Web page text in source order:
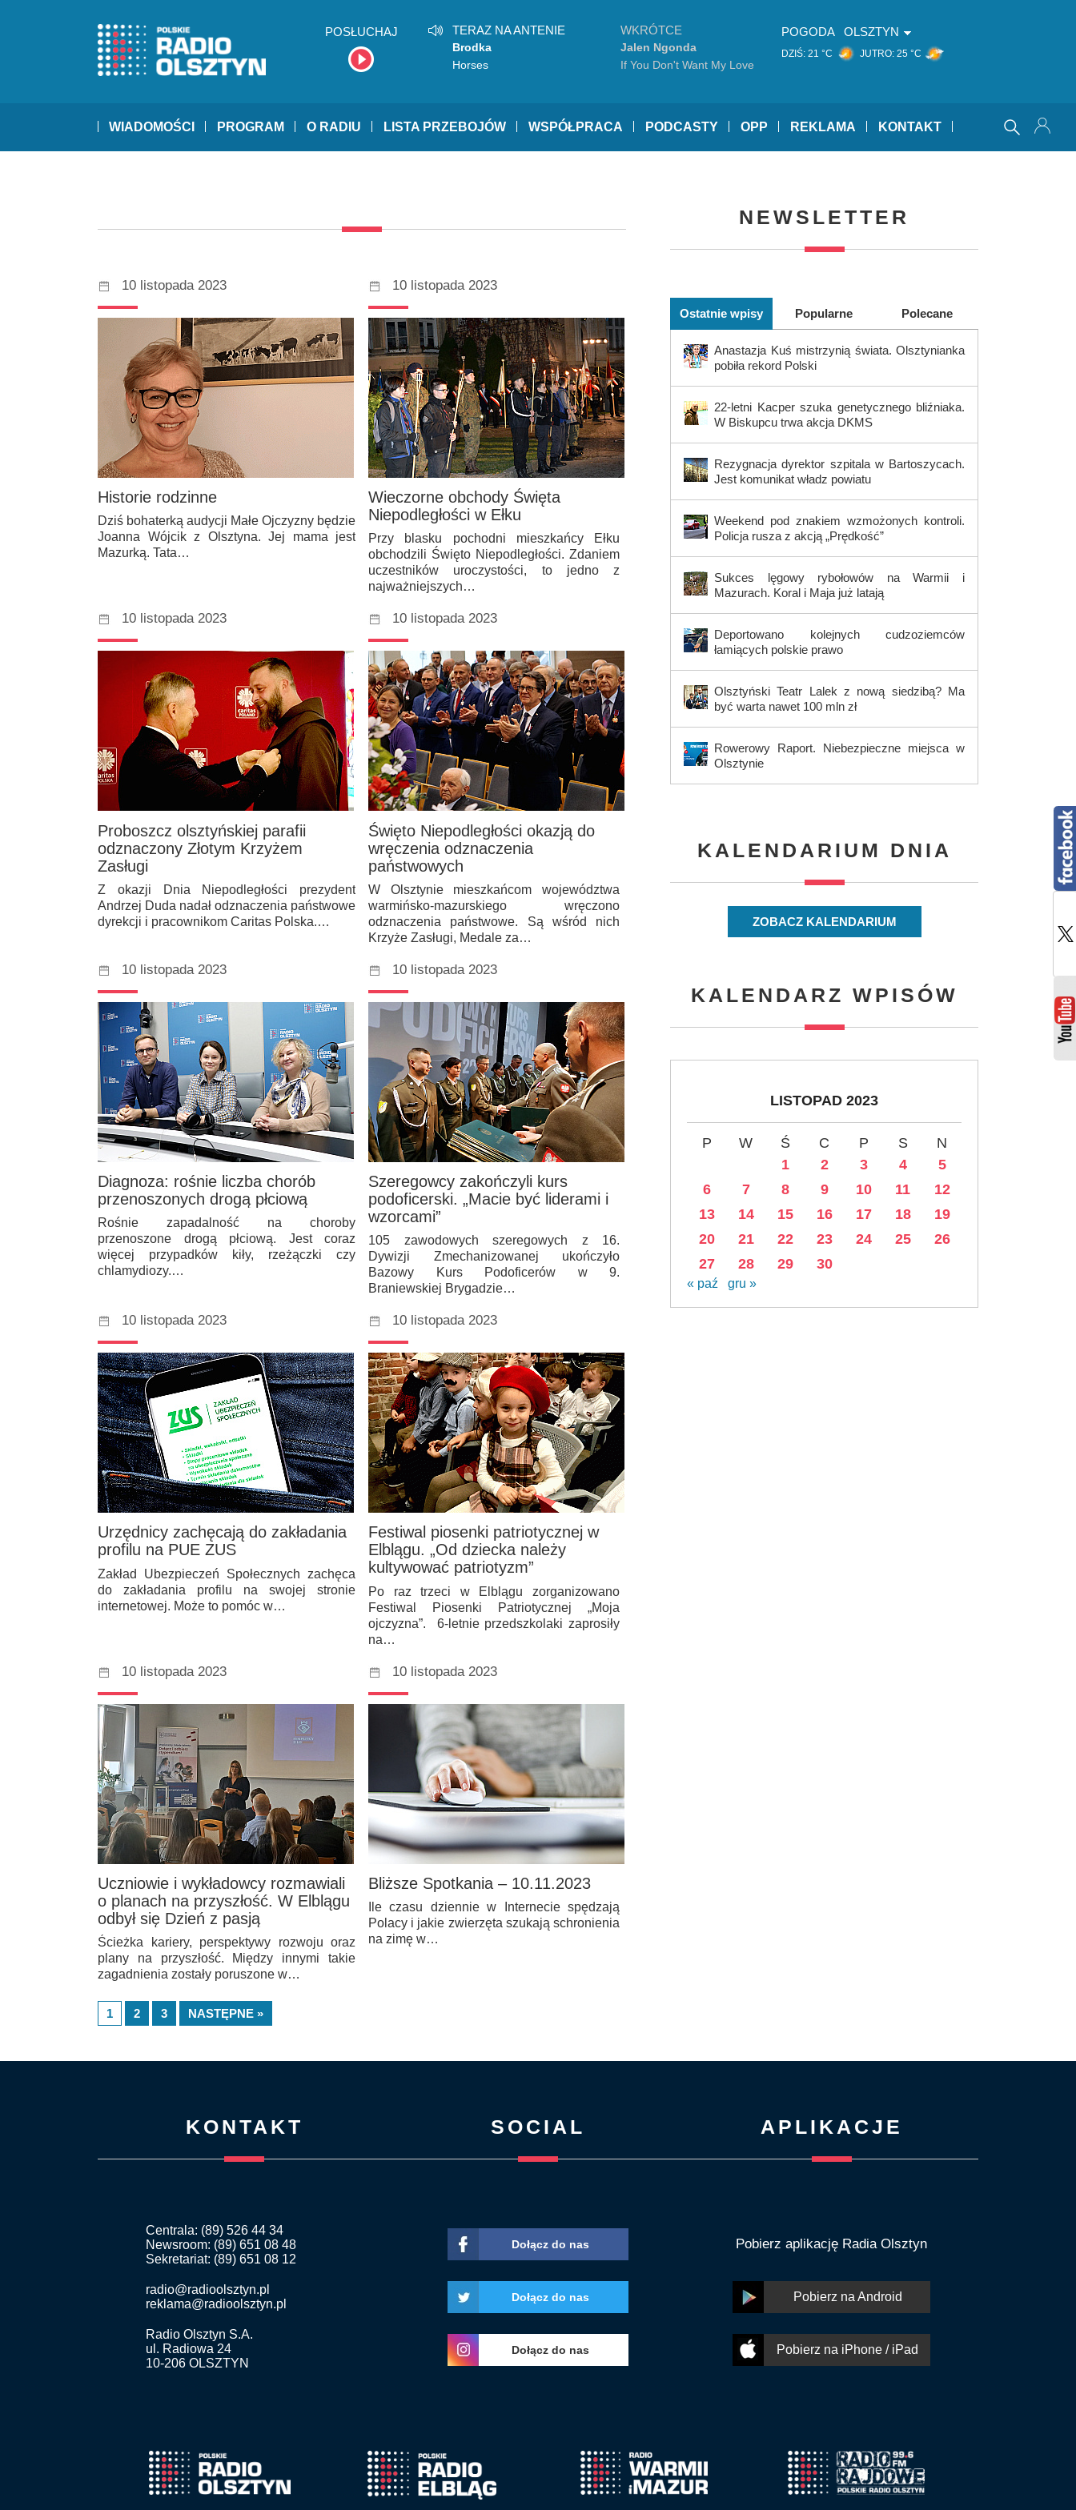
POSŁUCHAJ TERAZ NA ANTENIE
Brodka
Horses
WKRÓTCE
Jalen Ngonda
If You Don't Want My Love
POGODA OLSZTYN
DZIŚ: 21 °C JUTRO: 25 °C
WIADOMOŚCI PROGRAM O RADIU LISTA PRZEBOJÓW WSPÓŁPRACA PODCASTY OPP REKLAMA KONTAKT
10 listopada 2023
Historie rodzinne
Dziś bohaterką audycji Małe Ojczyzny będzie
Joanna Wójcik z Olsztyna. Jej mama jest
Mazurką. Tata…
10 listopada 2023
Wieczorne obchody Święta
Niepodległości w Ełku
Przy blasku pochodni mieszkańcy Ełku
obchodzili Święto Niepodległości. Zdaniem
uczestników uroczystości, to jedno z
najważniejszych…
10 listopada 2023
Proboszcz olsztyńskiej parafii
odznaczony Złotym Krzyżem
Zasługi
Z okazji Dnia Niepodległości prezydent
Andrzej Duda nadał odznaczenia państwowe
dyrekcji i pracownikom Caritas Polska.…
10 listopada 2023
Święto Niepodległości okazją do
wręczenia odznaczenia
państwowych
W Olsztynie mieszkańcom województwa
warmińsko-mazurskiego wręczono
odznaczenia państwowe. Są wśród nich
Krzyże Zasługi, Medale za…
10 listopada 2023
Diagnoza: rośnie liczba chorób
przenoszonych drogą płciową
Rośnie zapadalność na choroby
przenoszone drogą płciową. Jest coraz
więcej przypadków kiły, rzeżączki czy
chlamydiozy.…
10 listopada 2023
Szeregowcy zakończyli kurs
podoficerski. „Macie być liderami i
wzorcami”
105 zawodowych szeregowych z 16.
Dywizji Zmechanizowanej ukończyło
Bazowy Kurs Podoficerów w 9.
Braniewskiej Brygadzie…
10 listopada 2023
Urzędnicy zachęcają do zakładania
profilu na PUE ZUS
Zakład Ubezpieczeń Społecznych zachęca
do zakładania profilu na swojej stronie
internetowej. Może to pomóc w…
10 listopada 2023
Festiwal piosenki patriotycznej w
Elblągu. „Od dziecka należy
kultywować patriotyzm”
Po raz trzeci w Elblągu zorganizowano
Festiwal Piosenki Patriotycznej „Moja
ojczyzna”. 6-letnie przedszkolaki zaprosiły
na…
10 listopada 2023
Uczniowie i wykładowcy rozmawiali
o planach na przyszłość. W Elblągu
odbył się Dzień z pasją
Ścieżka kariery, perspektywy rozwoju oraz
plany na przyszłość. Między innymi takie
zagadnienia zostały poruszone w…
10 listopada 2023
Bliższe Spotkania – 10.11.2023
Ile czasu dziennie w Internecie spędzają
Polacy i jakie zwierzęta szukają schronienia
na zimę w…
1 2 3 NASTĘPNE »
NEWSLETTER
Ostatnie wpisy Popularne Polecane
Anastazja Kuś mistrzynią świata. Olsztynianka
pobiła rekord Polski
22-letni Kacper szuka genetycznego bliźniaka.
W Biskupcu trwa akcja DKMS
Rezygnacja dyrektor szpitala w Bartoszycach.
Jest komunikat władz powiatu
Weekend pod znakiem wzmożonych kontroli.
Policja rusza z akcją „Prędkość”
Sukces lęgowy rybołowów na Warmii i
Mazurach. Koral i Maja już latają
Deportowano kolejnych cudzoziemców
łamiących polskie prawo
Olsztyński Teatr Lalek z nową siedzibą? Ma
być warta nawet 100 mln zł
Rowerowy Raport. Niebezpieczne miejsca w
Olsztynie
KALENDARIUM DNIA
ZOBACZ KALENDARIUM
KALENDARZ WPISÓW
LISTOPAD 2023
P W Ś C P S
N
1
2 3 4
5
6
7 8 9 10 11
12
13
14 15 16 17 18
19
20
21 22 23 24 25
26
27
28 29 30
« paź gru »
KONTAKT
Centrala: (89) 526 44 34
Newsroom: (89) 651 08 48
Sekretariat: (89) 651 08 12
radio@radioolsztyn.pl
reklama@radioolsztyn.pl
Radio Olsztyn S.A.
ul. Radiowa 24
10-206 OLSZTYN
SOCIAL
Dołącz do nas
Dołącz do nas
Dołącz do nas
APLIKACJE
Pobierz aplikację Radia Olsztyn
Pobierz na Android
Pobierz na iPhone / iPad